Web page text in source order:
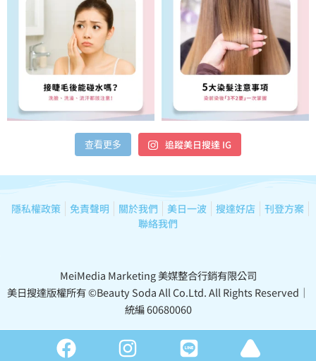
查看更多 追蹤美日搜達 IG
隱私權政策 免責聲明 關於我們 美日一波 搜達好店
刊登方案
聯絡我們
MeiMedia Marketing 美媒整合行銷有限公司
美日搜達版權所有 ©Beauty Soda All Co.Ltd. All Rights Reserved｜
統編 60680060